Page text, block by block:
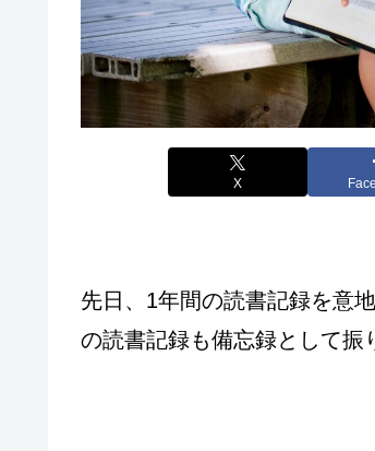
X
先日、1年間の読書記録を意
の読書記録も備忘録として振